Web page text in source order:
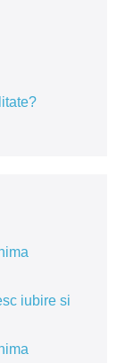
iubire si